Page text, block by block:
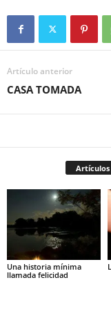
Artículo anterior
CASA TOMADA
Una historia mínima
llamada felicidad